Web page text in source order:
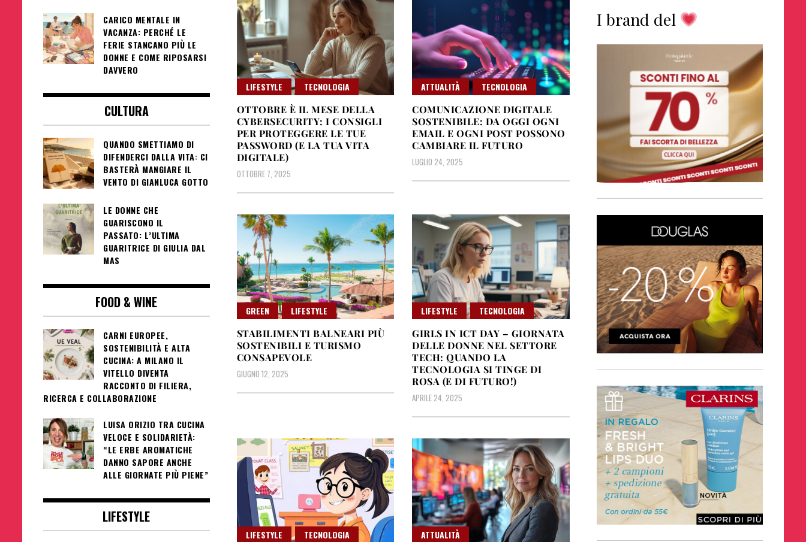
LIFESTYLE
TECNOLOGIA
OTTOBRE È IL MESE DELLA
CYBERSECURITY: I CONSIGLI
PER PROTEGGERE LE TUE
PASSWORD (E LA TUA VITA
DIGITALE)
OTTOBRE 7, 2025
ATTUALITÀ
TECNOLOGIA
COMUNICAZIONE DIGITALE
SOSTENIBILE: DA OGGI OGNI
EMAIL E OGNI POST POSSONO
CAMBIARE IL FUTURO
LUGLIO 24, 2025
GREEN
LIFESTYLE
STABILIMENTI BALNEARI PIÙ
SOSTENIBILI E TURISMO
CONSAPEVOLE
GIUGNO 12, 2025
LIFESTYLE
TECNOLOGIA
GIRLS IN ICT DAY – GIORNATA
DELLE DONNE NEL SETTORE
TECH: QUANDO LA
TECNOLOGIA SI TINGE DI
ROSA (E DI FUTURO!)
APRILE 24, 2025
LIFESTYLE
TECNOLOGIA
ATTUALITÀ
CARICO MENTALE IN
VACANZA: PERCHÉ LE
FERIE STANCANO PIÙ LE
DONNE E COME RIPOSARSI
DAVVERO
CULTURA
QUANDO SMETTIAMO DI
DIFENDERCI DALLA VITA: CI
BASTERÀ MANGIARE IL
VENTO DI GIANLUCA GOTTO
LE DONNE CHE
GUARISCONO IL
PASSATO: L’ULTIMA
GUARITRICE DI GIULIA DAL
MAS
FOOD & WINE
CARNI EUROPEE,
SOSTENIBILITÀ E ALTA
CUCINA: A MILANO IL
VITELLO DIVENTA
RACCONTO DI FILIERA,
RICERCA E COLLABORAZIONE
LUISA ORIZIO TRA CUCINA
VELOCE E SOLIDARIETÀ:
“LE ERBE AROMATICHE
DANNO SAPORE ANCHE
ALLE GIORNATE PIÙ PIENE”
LIFESTYLE
I brand del